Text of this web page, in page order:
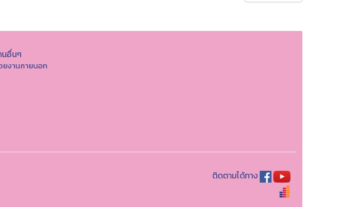
นอื่นๆ
งานภายนอก
ติดตามได้ทาง